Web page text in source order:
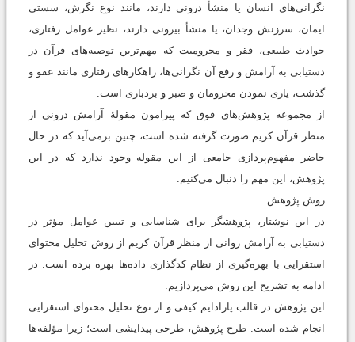
نگرانی‌های انسان یا منشأ درونی دارند، مانند نوع نگرش، سستی
ایمان، سرزنش وجدان، یا منشأ بیرونی دارند، نظیر عوامل رفتاری،
حوادث طبیعی، فقر و محرومیت که مهم‌ترین توصیه‌های قرآن در
دستیابی به آرامش و رفع آن نگرانی‌ها، راهکارهای رفتاری مانند عفو و
گذشت، یاری نمودن محرومان و صبر و بردباری است.
از مجموعه‌ پژوهش‌های فوق که پیرامون مقولۀ آرامش درونی از
منظر قرآن کریم صورت گرفته شده است، چنین برمی‌آید که در حال
حاضر مفهوم‌پردازی جامعی از این مقوله وجود ندارد که در این
پژوهش، این مهم را دنبال می‌کنیم.
روش پژوهش
در این نوشتار، پژوهشگر برای شناسایی و تبیین عوامل مؤثر در
دستیابی به آرامش روانی از منظر قرآن کریم از روش تحلیل محتوای
استقرایی با بهره‌گیری از نظام کدگذاری داده‌ها بهره برده است. در
ادامه به تشریح این روش می‌پردازیم.
این پژوهش در قالب پارادایم کیفی و از نوع تحلیل محتوای استقرایی
انجام شده است. طرح پژوهش، طرحی پیدایشی است؛ زیرا مؤلفه‌ها